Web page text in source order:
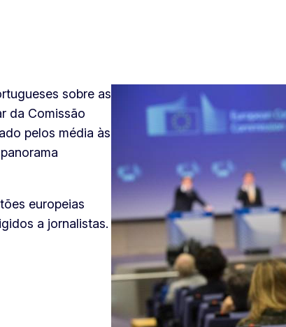
sobre as
da Comissão
pelos média às
europeias
a jornalistas.